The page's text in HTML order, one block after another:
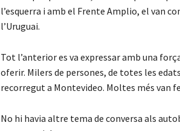
l’esquerra i amb el Frente Amplio, el van
l’Uruguai.
Tot l’anterior es va expressar amb una
oferir. Milers de persones, de totes les
recorregut a Montevideo. Moltes més van
No hi havia altre tema de conversa als